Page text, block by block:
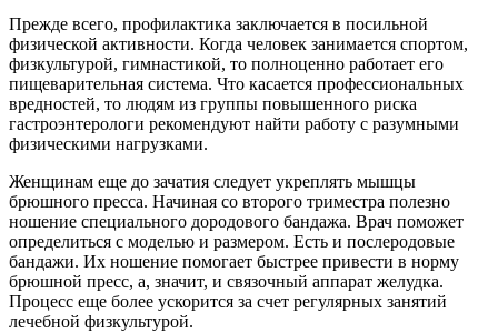
Прежде всего, профилактика заключается в посильной
физической активности. Когда человек занимается спортом,
физкультурой, гимнастикой, то полноценно работает его
пищеварительная система. Что касается профессиональных
вредностей, то людям из группы повышенного риска
гастроэнтерологи рекомендуют найти работу с разумными
физическими нагрузками.
Женщинам еще до зачатия следует укреплять мышцы
брюшного пресса. Начиная со второго триместра полезно
ношение специального дородового бандажа. Врач поможет
определиться с моделью и размером. Есть и послеродовые
бандажи. Их ношение помогает быстрее привести в норму
брюшной пресс, а, значит, и связочный аппарат желудка.
Процесс еще более ускорится за счет регулярных занятий
лечебной физкультурой.